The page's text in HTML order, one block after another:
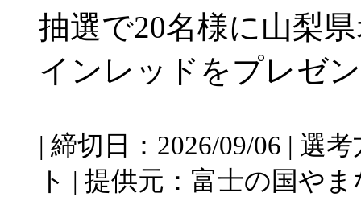
抽選で20名様に山梨
インレッドをプレゼ
| 締切日：2026/09/06 | 選
ト | 提供元：富士の国や